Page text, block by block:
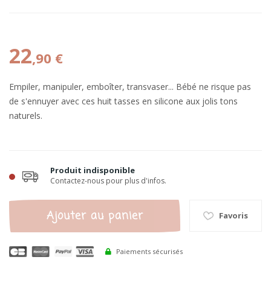
22,90 €
Empiler, manipuler, emboîter, transvaser... Bébé ne risque pas
de s'ennuyer avec ces huit tasses en silicone aux jolis tons
naturels.
Produit indisponible
Contactez-nous pour plus d'infos.
Ajouter au panier Favoris
Paiements sécurisés